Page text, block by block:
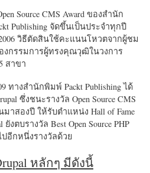
Source CMS Award ของสำนัก
Publishing จัดขึ้นเป็นประจำทุกปี
วิธีตัดสินใช้คะแนนโหวตจากผู้ชม
งกรรมการผู้ทรงคุณวุฒิในวงการ
สาขา
ทางสำนักพิมพ์ Packt Publishing ได้
ซึ่งชนะรางวัล Open Source CMS
าสองปี ให้รับตำแหน่ง Hall of Fame
ตบรางวัล Best Open Source PHP
ปอีกหนึ่งรางวัลด้วย
หลักๆ มีดังนี้